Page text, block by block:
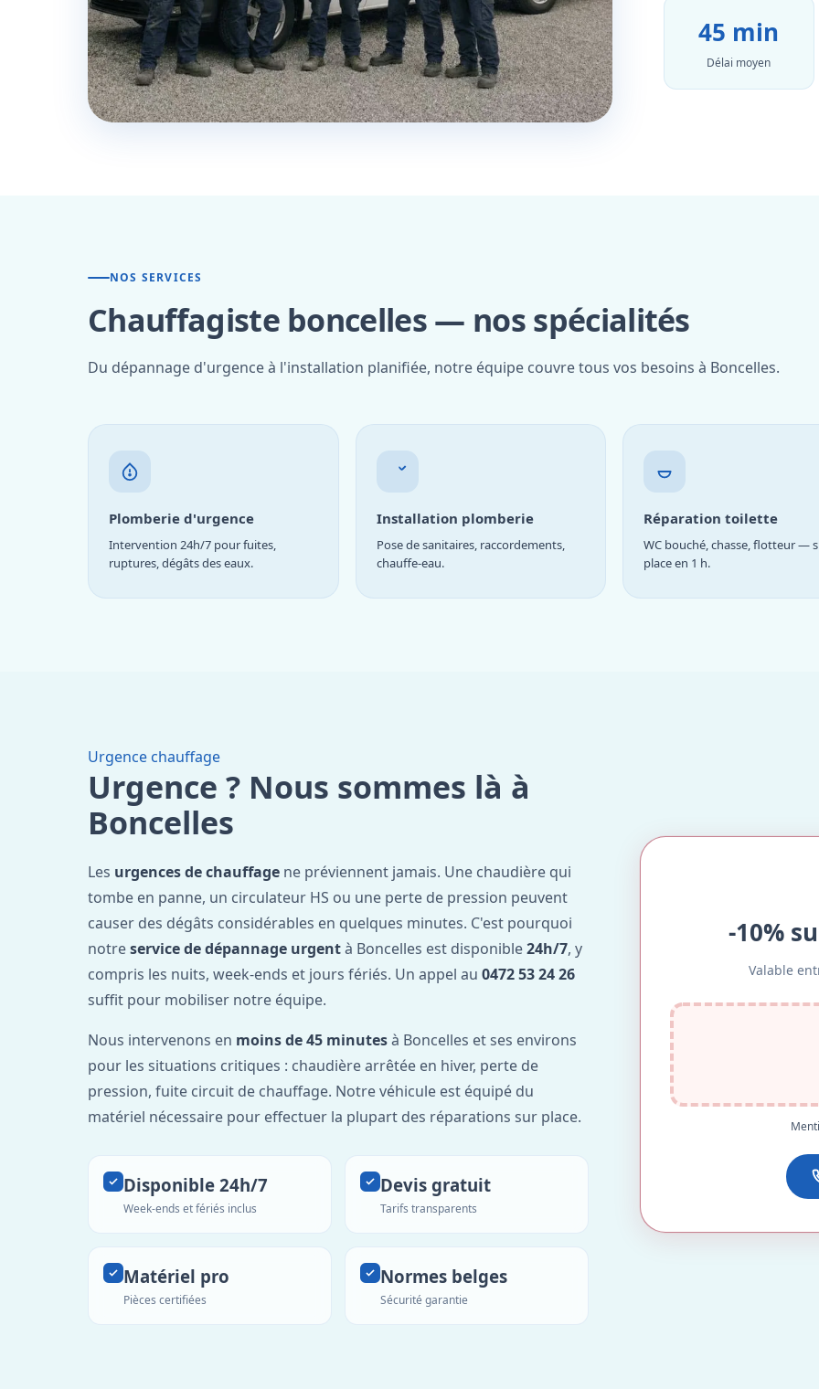
45 min
Délai moyen
NOS SERVICES
Chauffagiste boncelles — nos spécialités
Du dépannage d'urgence à l'installation planifiée, notre équipe couvre tous vos besoins à Boncelles.
Plomberie d'urgence
Intervention 24h/7 pour fuites,
ruptures, dégâts des eaux.
Installation plomberie
Pose de sanitaires, raccordements,
chauffe-eau.
Réparation toilette
WC bouché, chasse, flotteur —
place en 1 h.
Urgence chauffage
Urgence ? Nous sommes là à
Boncelles
Les urgences de chauffage ne préviennent jamais. Une chaudière qui
tombe en panne, un circulateur HS ou une perte de pression peuvent
causer des dégâts considérables en quelques minutes. C'est pourquoi
notreservice de dépannage urgentà Boncelles est disponible24h/7, y
compris les nuits, week-ends et jours fériés. Un appel au 0472 53 24 26
suffit pour mobiliser notre équipe.
Nous intervenons en moins de 45 minutesà Boncelles et ses environs
pour les situations critiques : chaudière arrêtée en hiver, perte de
pression, fuite circuit de chauffage. Notre véhicule est équipé du
matériel nécessaire pour effectuer la plupart des réparations sur place.
Disponible 24h/7
Week-ends et fériés inclus
Devis gratuit
Tarifs transparents
Matériel pro
Pièces certifiées
Normes belges
Sécurité garantie
-10%
Valable